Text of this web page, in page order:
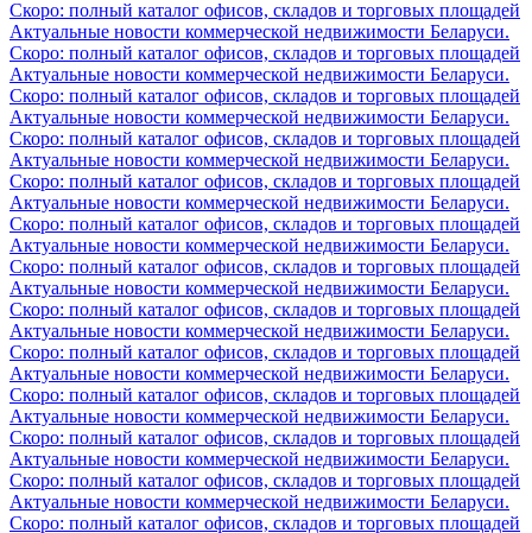
Скоро: полный каталог офисов, складов и торговых площадей
Актуальные новости коммерческой недвижимости Беларуси.
Скоро: полный каталог офисов, складов и торговых площадей
Актуальные новости коммерческой недвижимости Беларуси.
Скоро: полный каталог офисов, складов и торговых площадей
Актуальные новости коммерческой недвижимости Беларуси.
Скоро: полный каталог офисов, складов и торговых площадей
Актуальные новости коммерческой недвижимости Беларуси.
Скоро: полный каталог офисов, складов и торговых площадей
Актуальные новости коммерческой недвижимости Беларуси.
Скоро: полный каталог офисов, складов и торговых площадей
Актуальные новости коммерческой недвижимости Беларуси.
Скоро: полный каталог офисов, складов и торговых площадей
Актуальные новости коммерческой недвижимости Беларуси.
Скоро: полный каталог офисов, складов и торговых площадей
Актуальные новости коммерческой недвижимости Беларуси.
Скоро: полный каталог офисов, складов и торговых площадей
Актуальные новости коммерческой недвижимости Беларуси.
Скоро: полный каталог офисов, складов и торговых площадей
Актуальные новости коммерческой недвижимости Беларуси.
Скоро: полный каталог офисов, складов и торговых площадей
Актуальные новости коммерческой недвижимости Беларуси.
Скоро: полный каталог офисов, складов и торговых площадей
Актуальные новости коммерческой недвижимости Беларуси.
Скоро: полный каталог офисов, складов и торговых площадей